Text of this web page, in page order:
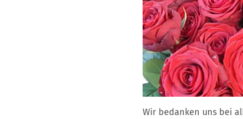
Wir bedanken uns bei